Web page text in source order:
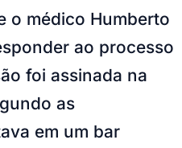
o médico Humberto
ao processo
foi assinada na
as
em um bar